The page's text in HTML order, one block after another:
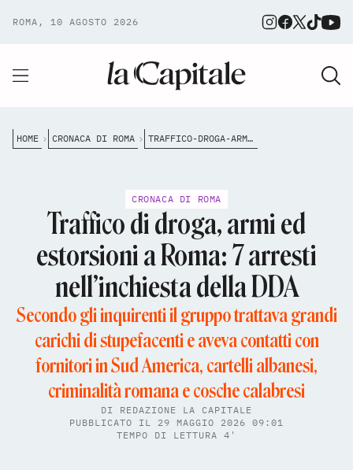
ROMA, 10 AGOSTO 2026
HOME CRONACA DI ROMA TRAFFICO-DROGA-ARMI-ROMA-ARRESTI-CARABINIERI-DDA
CRONACA DI ROMA
Traffico di droga, armi ed
estorsioni a Roma: 7 arresti
nell’inchiesta della DDA
Secondo gli inquirenti il gruppo trattava grandi
carichi di stupefacenti e aveva contatti con
fornitori in Sud America, cartelli albanesi,
criminalità romana e cosche calabresi
DI REDAZIONE LA CAPITALE
PUBBLICATO IL 29 MAGGIO 2026 09:01
TEMPO DI LETTURA 4'